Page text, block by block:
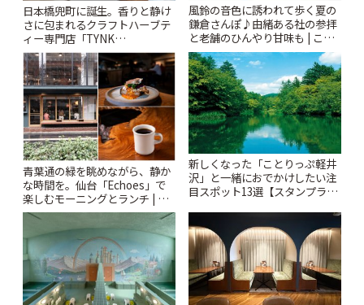
日本橋兜町に誕生。香りと静け
さに包まれるクラフトハーブテ
ィー専門店「TYNK
Kabutocho」 | ことりっぷ
風鈴の音色に誘われて歩く夏の
鎌倉さんぽ♪由緒ある社の参拝
と老舗のひんやり甘味も | こと
りっぷ
青葉通の緑を眺めながら、静か
な時間を。仙台「Echoes」で
楽しむモーニングとランチ | こ
とりっぷ
新しくなった「ことりっぷ軽井
沢」と一緒におでかけしたい注
目スポット13選【スタンプラリ